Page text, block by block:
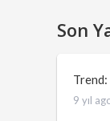
Son
9 yıl